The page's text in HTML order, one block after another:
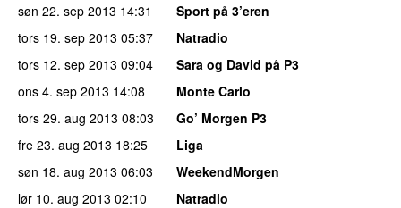
søn 22. sep 2013 14:31
Sport på 3’eren
tors 19. sep 2013 05:37
Natradio
tors 12. sep 2013 09:04
Sara og David på P3
ons 4. sep 2013 14:08
Monte Carlo
tors 29. aug 2013 08:03
Go’ Morgen P3
fre 23. aug 2013 18:25
Liga
søn 18. aug 2013 06:03
WeekendMorgen
lør 10. aug 2013 02:10
Natradio